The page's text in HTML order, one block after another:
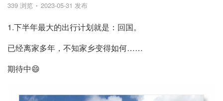
339 浏览 2023-05-31 发布
1.下半年最大的出行计划就是：回国。
已经离家多年，不知家乡变得如何……
期待中😄